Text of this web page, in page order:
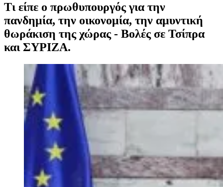
Τι είπε ο πρωθυπουργός για την
πανδημία, την οικονομία, την αμυντική
θωράκιση της χώρας - Βολές σε Τσίπρα
και ΣΥΡΙΖΑ.